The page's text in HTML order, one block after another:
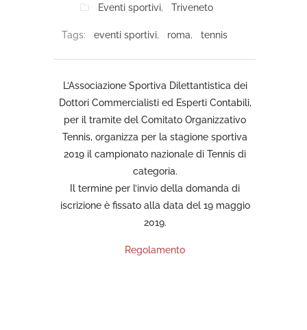
Eventi sportivi, Triveneto
Tags: eventi sportivi, roma, tennis
L’Associazione Sportiva Dilettantistica dei
Dottori Commercialisti ed Esperti Contabili,
per il tramite del Comitato Organizzativo
Tennis, organizza per la stagione sportiva
2019 il campionato nazionale di Tennis di
categoria.
Il termine per l’invio della domanda di
iscrizione è fissato alla data del 19 maggio
2019.
Regolamento